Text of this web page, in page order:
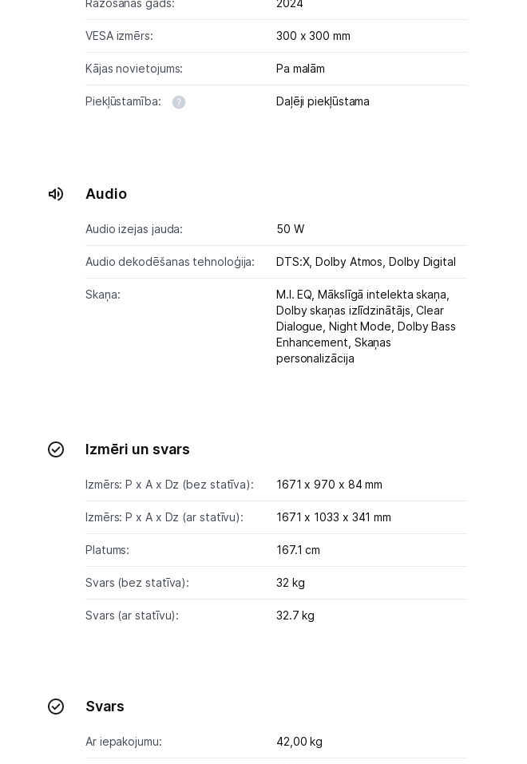
Ražošanas gads: 2024
VESA izmērs: 300 x 300 mm
Kājas novietojums: Pa malām
Piekļūstamība: Daļēji piekļūstama
Audio
Audio izejas jauda: 50 W
Audio dekodēšanas tehnoloģija: DTS:X,Dolby Atmos,Dolby Digital
Skaņa: M.I. EQ,Mākslīgā intelekta skaņa,
Dolby skaņas izlīdzinātājs,Clear
Dialogue, Night Mode, Dolby Bass
Enhancement, Skaņas
personalizācija
Izmēri un svars
Izmērs: P x A x Dz (bez statīva): 1671 x 970 x 84 mm
Izmērs: P x A x Dz (ar statīvu): 1671 x 1033 x 341 mm
Platums: 167.1 cm
Svars (bez statīva): 32 kg
Svars (ar statīvu): 32.7 kg
Svars
Ar iepakojumu: 42,00 kg